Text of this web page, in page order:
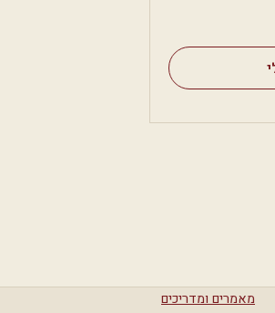
מאמרים ומדריכים